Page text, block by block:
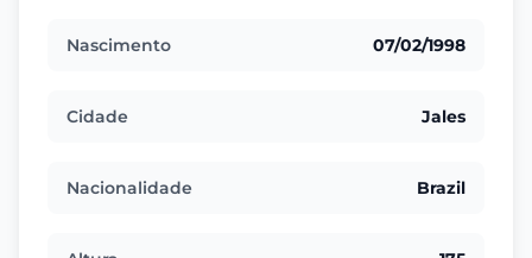
Nascimento 07/02/1998
Cidade Jales
Nacionalidade Brazil